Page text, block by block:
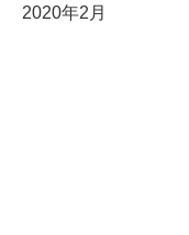
2020年2月